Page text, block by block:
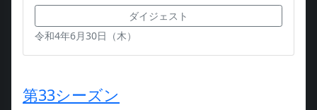
ダイジェスト
令和4年6月30日（木）
第33シーズン